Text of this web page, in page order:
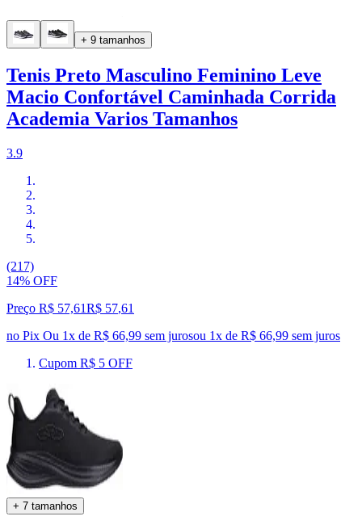
+ 9 tamanhos
Tenis Preto Masculino Feminino Leve
Macio Confortável Caminhada Corrida
Academia Varios Tamanhos
3.9
(217)
14% OFF
Preço R$ 57,61R$ 57,61
no Pix Ou 1x de R$ 66,99 sem jurosou 1x de R$ 66,99 sem juros
Cupom R$ 5 OFF
+ 7 tamanhos